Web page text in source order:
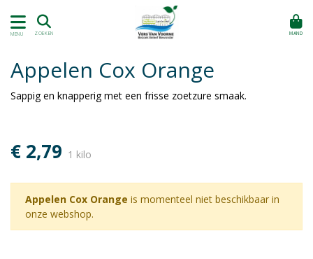
MENU ZOEKEN MAND
Appelen Cox Orange
Sappig en knapperig met een frisse zoetzure smaak.
€ 2,79 1 kilo
Appelen Cox Orange is momenteel niet beschikbaar in
onze webshop.